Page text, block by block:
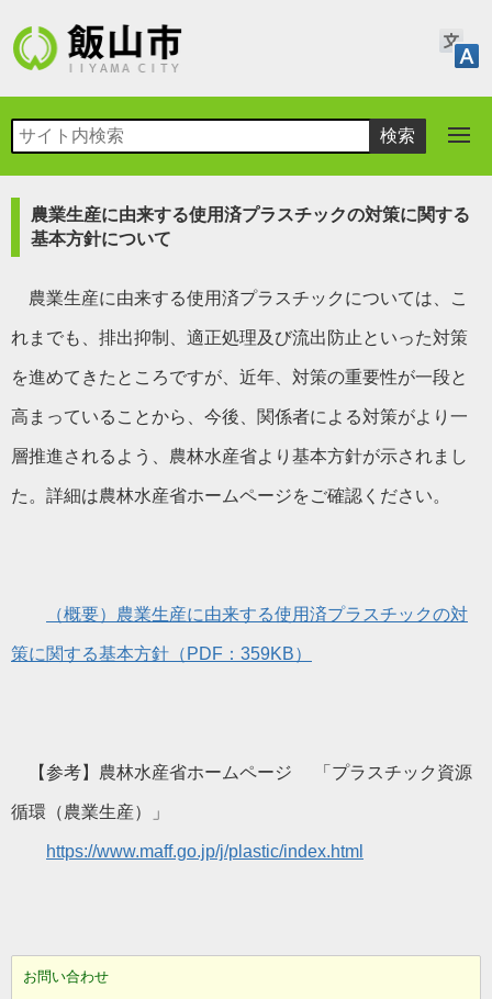
農業生産に由来する使用済プラスチックの対策に関する
基本方針について
農業生産に由来する使用済プラスチックについては、こ
れまでも、排出抑制、適正処理及び流出防止といった対策
を進めてきたところですが、近年、対策の重要性が一段と
高まっていることから、今後、関係者による対策がより一
層推進されるよう、農林水産省より基本方針が示されまし
た。詳細は農林水産省ホームページをご確認ください。
（概要）農業生産に由来する使用済プラスチックの対
策に関する基本方針（PDF：359KB）
【参考】農林水産省ホームページ 「プラスチック資源
循環（農業生産）」
https://www.maff.go.jp/j/plastic/index.html
お問い合わせ